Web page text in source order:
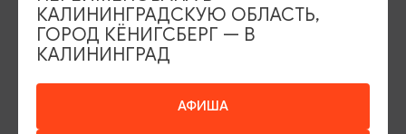
Калининград, Калининградский
областной историко-художественный
музей
ИЩИТЕ ТАКЖЕ НА НАШЕМ САЙТЕ
АФИША
КАЛИНИНГРАДСКУЮ ОБЛАСТЬ,
ГОРОД КЁНИГСБЕРГ — В
КАЛИНИНГРАД